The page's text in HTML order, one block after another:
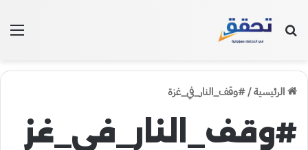
بحث عن
الرئيسية/#وقف_النار_في_غزة
#وقف_النار_في_غز